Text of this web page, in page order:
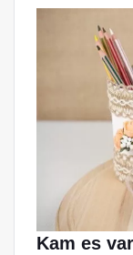
Kam es